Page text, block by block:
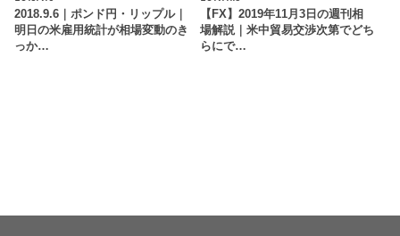
2018.9.6｜ポンド円・リップル｜
明日の米雇用統計が相場変動のき
っか…
【FX】2019年11月3日の週刊相
場解説｜米中貿易交渉次第でどち
らにで…